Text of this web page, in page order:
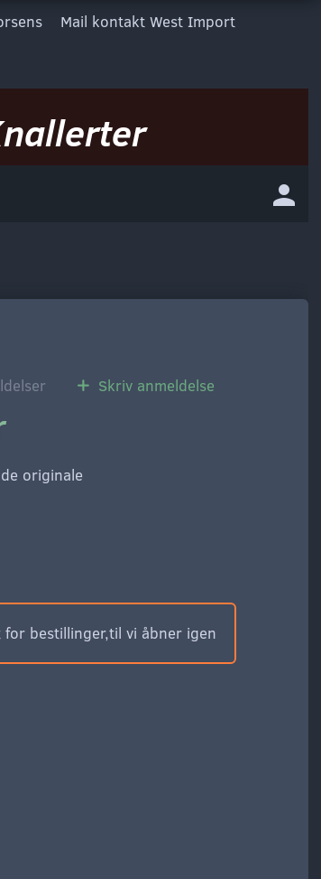
Mail kontakt West Import
Skriv anmeldelse
originale
bestillinger,til vi åbner igen